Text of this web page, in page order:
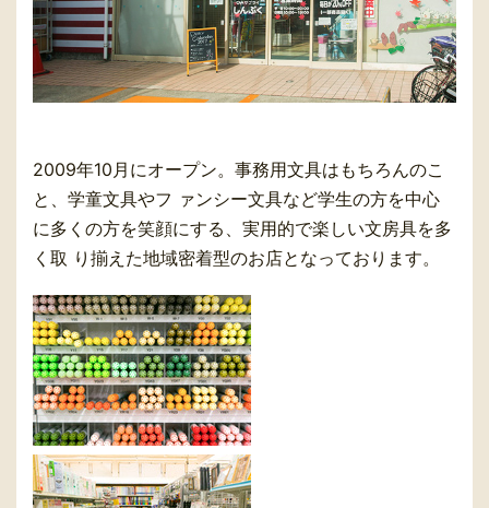
2009年10月にオープン。事務用文具はもちろんのこ
と、学童文具やフ ァンシー文具など学生の方を中心
に多くの方を笑顔にする、実用的で楽しい文房具を多
く取 り揃えた地域密着型のお店となっております。